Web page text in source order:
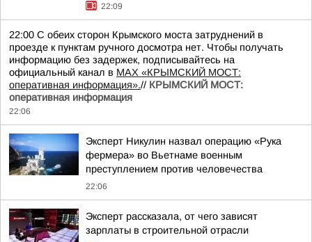
22:09
22:00 С обеих сторон Крымского моста затруднений в
проезде к пунктам ручного досмотра нет. Чтобы получать
информацию без задержек, подписывайтесь на
официальный канал в MAX «КРЫМСКИЙ МОСТ:
оперативная информация».// КРЫМСКИЙ МОСТ:
оперативная информация
22:06
Эксперт Никулин назвал операцию «Рука
фермера» во Вьетнаме военным
преступлением против человечества
22:06
Эксперт рассказала, от чего зависят
зарплаты в строительной отрасли